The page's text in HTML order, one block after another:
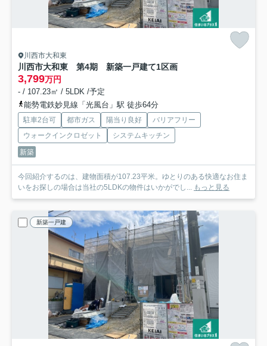
川西市大和東
川西市大和東 第4期 新築一戸建て1区画
3,799万円
- / 107.23㎡ / 5LDK /予定
能勢電鉄妙見線「光風台」駅 徒歩64分
駐車2台可 都市ガス 陽当り良好
バリアフリー
ウォークインクロゼット
システムキッチン
新築
今回紹介するのは、建物面積が107.23平米。ゆとりのある快適なお住ま
いをお探しの場合は当社の5LDKの物件はいかがでし... もっと見る
新築一戸建